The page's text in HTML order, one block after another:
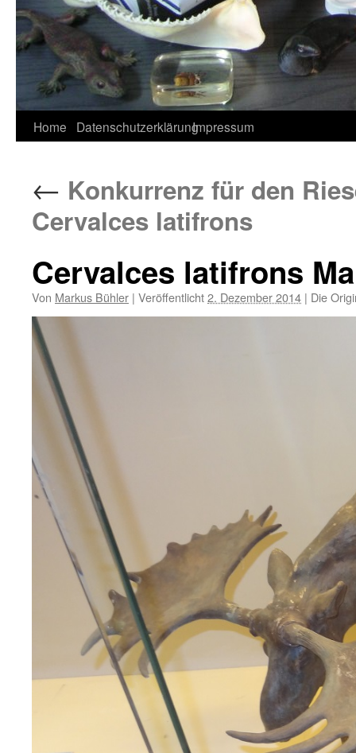
Home DatenschutzerklärungImpressum
← Konkurrenz für den
Cervalces latifrons
Cervalces latifrons
Von Markus Bühler | Veröffentlicht2. Dezember 2014 | Die